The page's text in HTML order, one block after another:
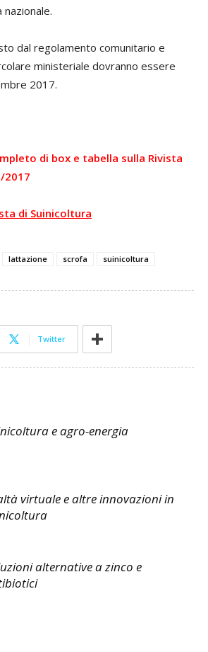
dal regolamento comunitario e
ministeriale dovranno essere
2017.
di box e tabella sulla Rivista
2017
di Suinicoltura
lattazione scrofa suinicoltura
Twitter
e agro-energia
virtuale e altre innovazioni in
alternative a zinco e